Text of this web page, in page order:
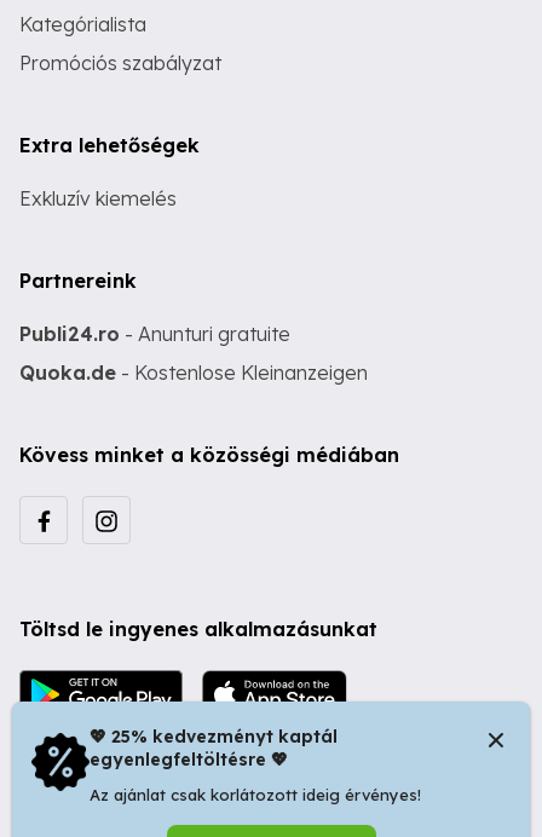
Kategórialista
Promóciós szabályzat
Extra lehetőségek
Exkluzív kiemelés
Partnereink
Publi24.ro - Anunturi gratuite
Quoka.de - Kostenlose Kleinanzeigen
Kövess minket a közösségi médiában
Töltsd le ingyenes alkalmazásunkat
💖 25% kedvezményt kaptál
egyenlegfeltöltésre 💖
Az ajánlat csak korlátozott ideig érvényes!